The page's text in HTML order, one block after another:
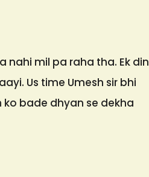
nahi mil pa raha tha. Ek din
Us time Umesh sir bhi
ko bade dhyan se dekha